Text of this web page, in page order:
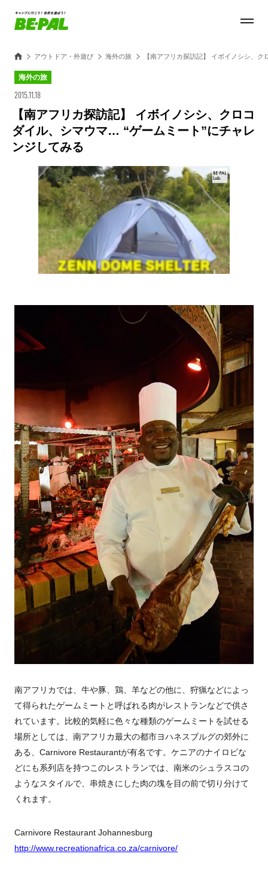
アウトドア・外遊び 海外の旅 【南アフリカ探訪記】 イボイノシシ、
海外の旅
2015.11.18
【南アフリカ探訪記】 イボイノシシ、クロコ
ダイル、シマウマ… “ゲームミート”にチャレ
ンジしてみる
南アフリカでは、牛や豚、鶏、羊などの他に、狩猟などによっ
て得られたゲームミートと呼ばれる肉がレストランなどで供さ
れています。比較的気軽に色々な種類のゲームミートを試せる
場所としては、南アフリカ最大の都市ヨハネスブルグの郊外に
ある、Carnivore Restaurantが有名です。ケニアのナイロビな
どにも系列店を持つこのレストランでは、南米のシュラスコの
ようなスタイルで、串焼きにした肉の塊を目の前で切り分けて
くれます。
Carnivore Restaurant Johannesburg
http://www.recreationafrica.co.za/carnivore/